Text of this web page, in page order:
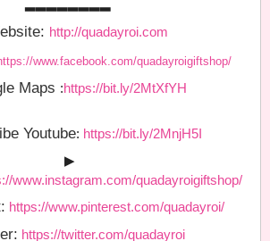
http://quadayroi.com
www.facebook.com/quadayroigiftshop/
Maps :https://bit.ly/2MtXfYH
Youtube: https://bit.ly/2MnjH5I
▶
www.instagram.com/quadayroigiftshop/
https://www.pinterest.com/quadayroi/
https://twitter.com/quadayroi